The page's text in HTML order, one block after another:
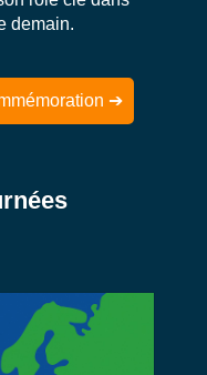
demain.
➔